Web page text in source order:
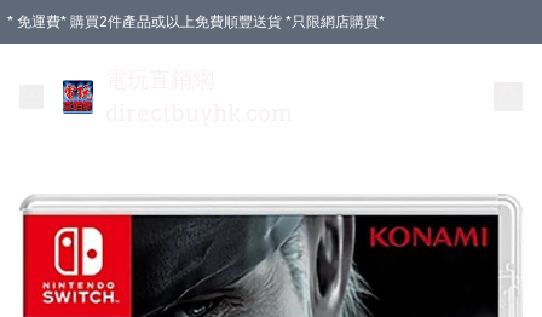
* 免運費* 購買2件產品或以上免費順豐送貨 *只限網店購買*